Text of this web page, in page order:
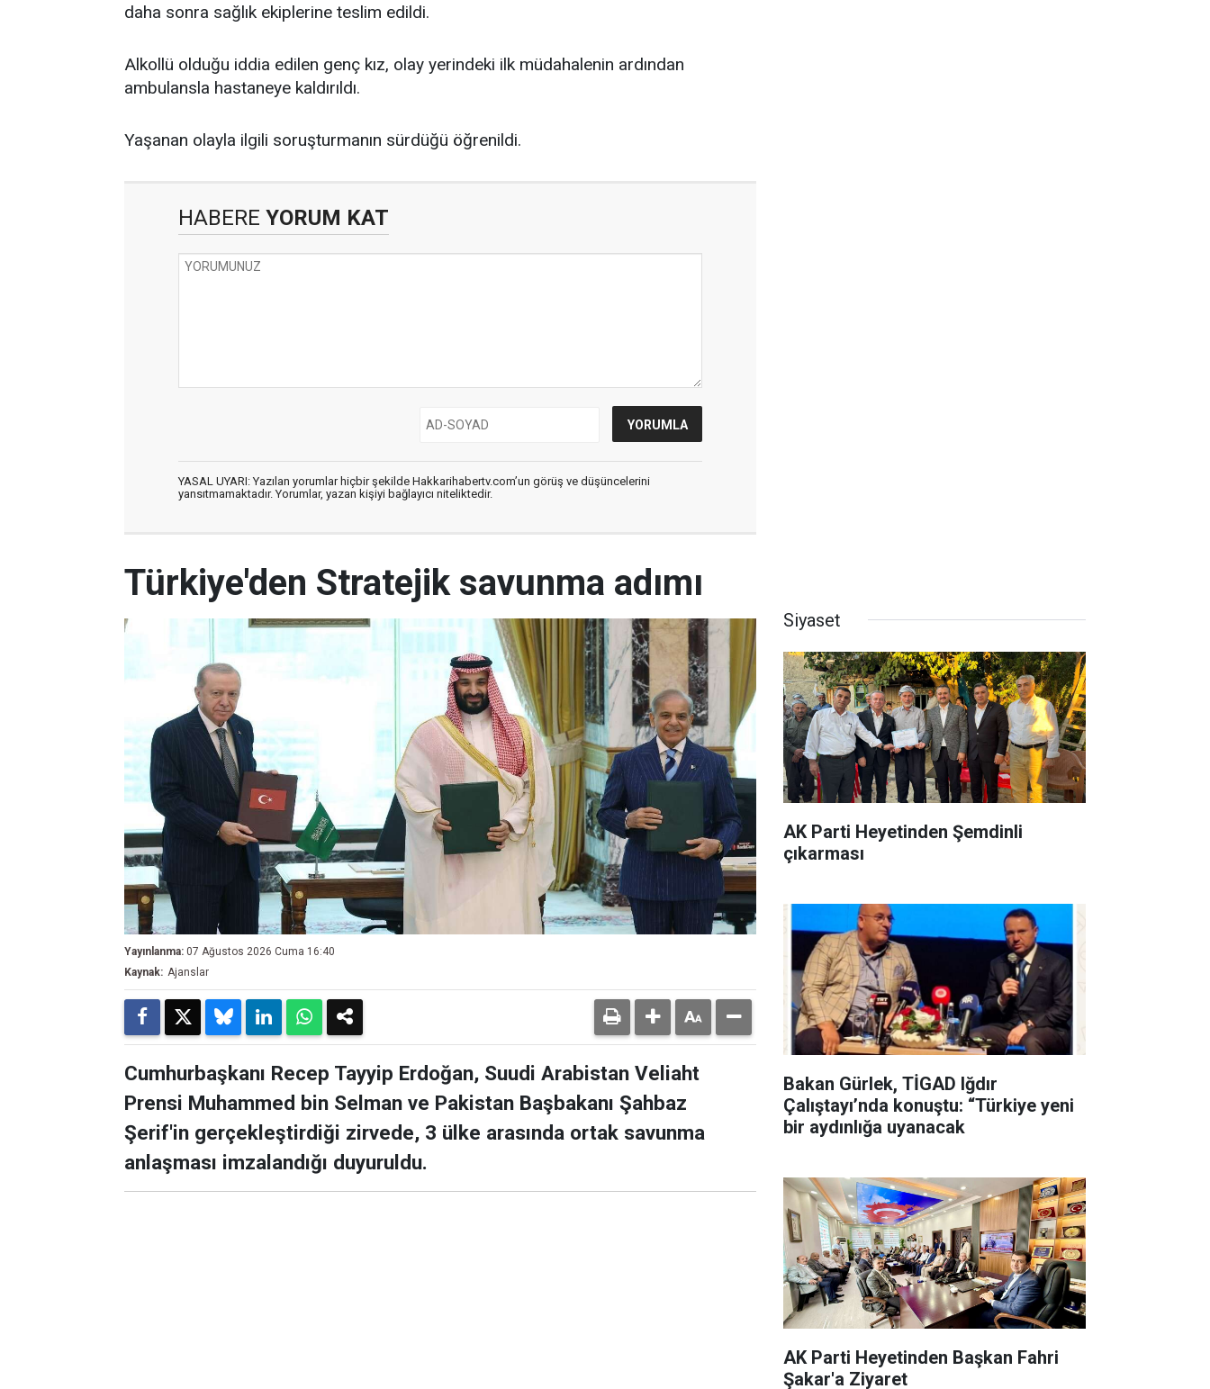
daha sonra sağlık ekiplerine teslim edildi.
Alkollü olduğu iddia edilen genç kız, olay yerindeki ilk müdahalenin ardından
ambulansla hastaneye kaldırıldı.
Yaşanan olayla ilgili soruşturmanın sürdüğü öğrenildi.
HABERE YORUM KAT
YASAL UYARI: Yazılan yorumlar hiçbir şekilde Hakkarihabertv.com’un görüş ve düşüncelerini
yansıtmamaktadır. Yorumlar, yazan kişiyi bağlayıcı niteliktedir.
Türkiye'den Stratejik savunma adımı
Yayınlanma: 07 Ağustos 2026 Cuma 16:40
Kaynak: Ajanslar
Cumhurbaşkanı Recep Tayyip Erdoğan, Suudi Arabistan Veliaht
Prensi Muhammed bin Selman ve Pakistan Başbakanı Şahbaz
Şerif'in gerçekleştirdiği zirvede, 3 ülke arasında ortak savunma
anlaşması imzalandığı duyuruldu.
Siyaset
AK Parti Heyetinden Şemdinli
çıkarması
Bakan Gürlek, TİGAD Iğdır
Çalıştayı’nda konuştu: “Türkiye yeni
bir aydınlığa uyanacak
AK Parti Heyetinden Başkan Fahri
Şakar'a Ziyaret